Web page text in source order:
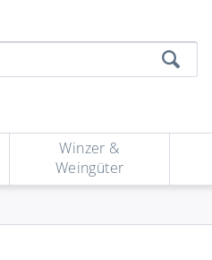
Winzer &
Weingüter